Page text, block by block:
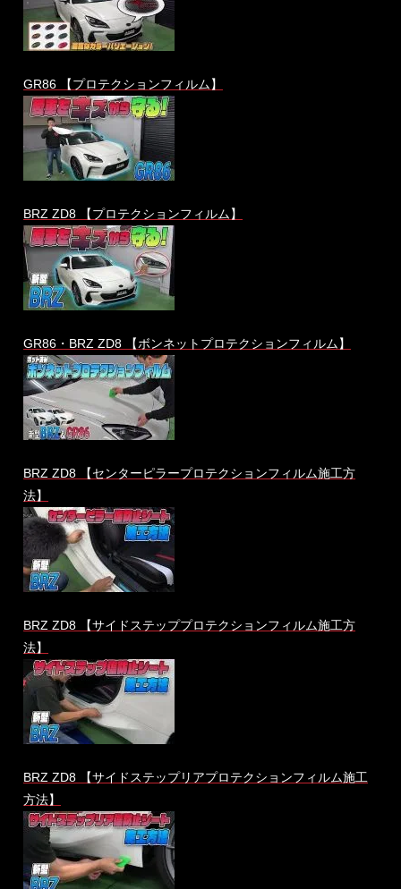
GR86 【プロテクションフィルム】
BRZ ZD8 【プロテクションフィルム】
GR86・BRZ ZD8 【ボンネットプロテクションフィルム】
BRZ ZD8 【センターピラープロテクションフィルム施工方
法】
BRZ ZD8 【サイドステッププロテクションフィルム施工方
法】
BRZ ZD8 【サイドステップリアプロテクションフィルム施工
方法】